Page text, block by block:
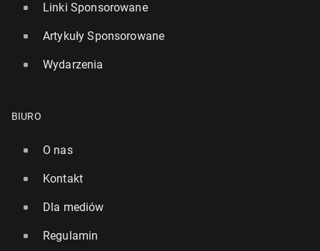
Linki Sponsorowane
Artykuły Sponsorowane
Wydarzenia
BIURO
O nas
Kontakt
Dla mediów
Regulamin